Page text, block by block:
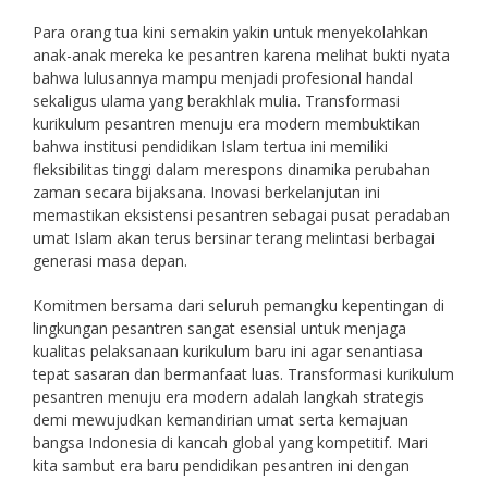
Para orang tua kini semakin yakin untuk menyekolahkan
anak-anak mereka ke pesantren karena melihat bukti nyata
bahwa lulusannya mampu menjadi profesional handal
sekaligus ulama yang berakhlak mulia. Transformasi
kurikulum pesantren menuju era modern membuktikan
bahwa institusi pendidikan Islam tertua ini memiliki
fleksibilitas tinggi dalam merespons dinamika perubahan
zaman secara bijaksana. Inovasi berkelanjutan ini
memastikan eksistensi pesantren sebagai pusat peradaban
umat Islam akan terus bersinar terang melintasi berbagai
generasi masa depan.
Komitmen bersama dari seluruh pemangku kepentingan di
lingkungan pesantren sangat esensial untuk menjaga
kualitas pelaksanaan kurikulum baru ini agar senantiasa
tepat sasaran dan bermanfaat luas. Transformasi kurikulum
pesantren menuju era modern adalah langkah strategis
demi mewujudkan kemandirian umat serta kemajuan
bangsa Indonesia di kancah global yang kompetitif. Mari
kita sambut era baru pendidikan pesantren ini dengan